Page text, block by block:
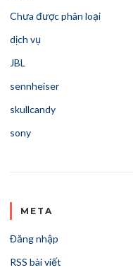
Chưa được phân loại
dịch vụ
JBL
sennheiser
skullcandy
sony
META
Đăng nhập
RSS bài viết